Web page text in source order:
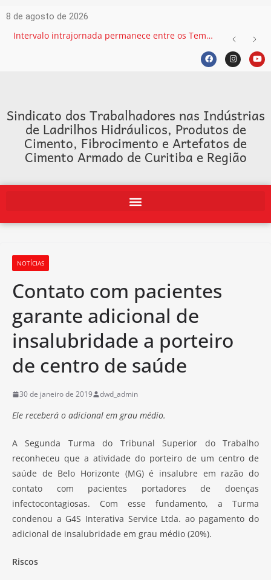
8 de agosto de 2026
Intervalo intrajornada permanece entre os Temas mais recorrentes na Justiça do Trabalho e exige atenção das empresas
Sindicato dos Trabalhadores nas Indústrias
de Ladrilhos Hidráulicos, Produtos de
Cimento, Fibrocimento e Artefatos de
Cimento Armado de Curitiba e Região
NOTÍCIAS
Contato com pacientes
garante adicional de
insalubridade a porteiro
de centro de saúde
30 de janeiro de 2019 dwd_admin
Ele receberá o adicional em grau médio.
A Segunda Turma do Tribunal Superior do Trabalho
reconheceu que a atividade do porteiro de um centro de
saúde de Belo Horizonte (MG) é insalubre em razão do
contato com pacientes portadores de doenças
infectocontagiosas. Com esse fundamento, a Turma
condenou a G4S Interativa Service Ltda. ao pagamento do
adicional de insalubridade em grau médio (20%).
Riscos